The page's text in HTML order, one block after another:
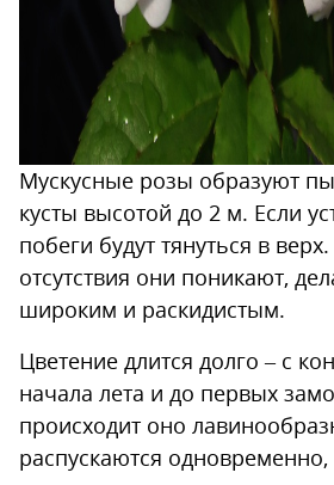
Мускусные розы образуют
кусты высотой до 2 м. Если
побеги будут тянуться в
отсутствия они поникают,
широким и раскидистым.
Цветение длится долго – с
начала лета и до первых
происходит оно
распускаются